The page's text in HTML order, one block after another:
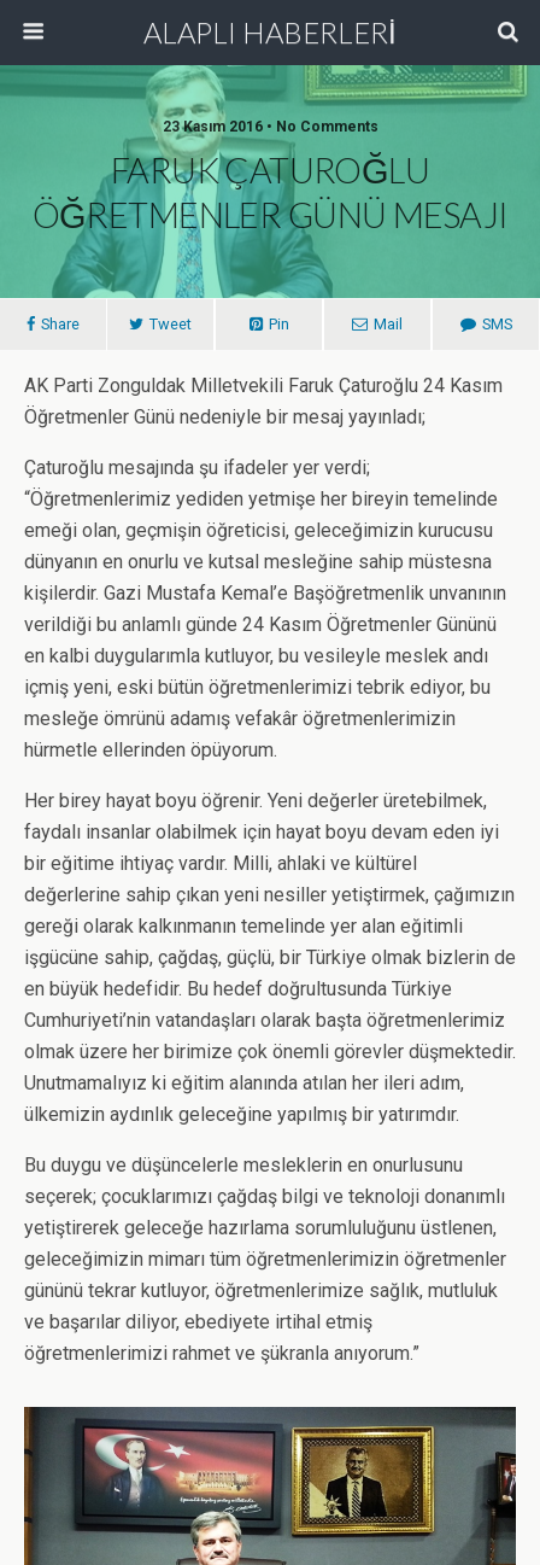
ALAPLI HABERLERİ
23 Kasım 2016 • No Comments
FARUK ÇATUROĞLU
ÖĞRETMENLER GÜNÜ MESAJI
Share Tweet Pin Mail SMS
AK Parti Zonguldak Milletvekili Faruk Çaturoğlu 24 Kasım
Öğretmenler Günü nedeniyle bir mesaj yayınladı;
Çaturoğlu mesajında şu ifadeler yer verdi;
“Öğretmenlerimiz yediden yetmişe her bireyin temelinde
emeği olan, geçmişin öğreticisi, geleceğimizin kurucusu
dünyanın en onurlu ve kutsal mesleğine sahip müstesna
kişilerdir. Gazi Mustafa Kemal’e Başöğretmenlik unvanının
verildiği bu anlamlı günde 24 Kasım Öğretmenler Gününü
en kalbi duygularımla kutluyor, bu vesileyle meslek andı
içmiş yeni, eski bütün öğretmenlerimizi tebrik ediyor, bu
mesleğe ömrünü adamış vefakâr öğretmenlerimizin
hürmetle ellerinden öpüyorum.
Her birey hayat boyu öğrenir. Yeni değerler üretebilmek,
faydalı insanlar olabilmek için hayat boyu devam eden iyi
bir eğitime ihtiyaç vardır. Milli, ahlaki ve kültürel
değerlerine sahip çıkan yeni nesiller yetiştirmek, çağımızın
gereği olarak kalkınmanın temelinde yer alan eğitimli
işgücüne sahip, çağdaş, güçlü, bir Türkiye olmak bizlerin de
en büyük hedefidir. Bu hedef doğrultusunda Türkiye
Cumhuriyeti’nin vatandaşları olarak başta öğretmenlerimiz
olmak üzere her birimize çok önemli görevler düşmektedir.
Unutmamalıyız ki eğitim alanında atılan her ileri adım,
ülkemizin aydınlık geleceğine yapılmış bir yatırımdır.
Bu duygu ve düşüncelerle mesleklerin en onurlusunu
seçerek; çocuklarımızı çağdaş bilgi ve teknoloji donanımlı
yetiştirerek geleceğe hazırlama sorumluluğunu üstlenen,
geleceğimizin mimarı tüm öğretmenlerimizin öğretmenler
gününü tekrar kutluyor, öğretmenlerimize sağlık, mutluluk
ve başarılar diliyor, ebediyete irtihal etmiş
öğretmenlerimizi rahmet ve şükranla anıyorum.”